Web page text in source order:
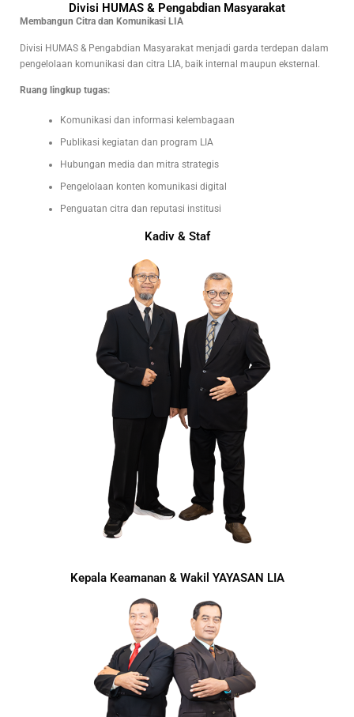
Divisi HUMAS & Pengabdian Masyarakat
Membangun Citra dan Komunikasi LIA
Divisi HUMAS & Pengabdian Masyarakat menjadi garda terdepan dalam
pengelolaan komunikasi dan citra LIA, baik internal maupun eksternal.
Ruang lingkup tugas:
Komunikasi dan informasi kelembagaan
Publikasi kegiatan dan program LIA
Hubungan media dan mitra strategis
Pengelolaan konten komunikasi digital
Penguatan citra dan reputasi institusi
Kadiv & Staf
Kepala Keamanan & Wakil YAYASAN LIA